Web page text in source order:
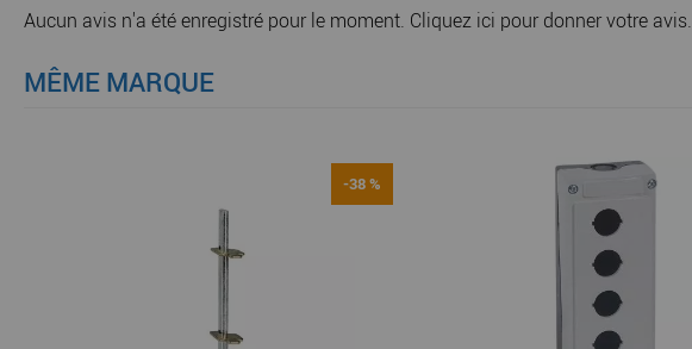
Aucun avis n'a été enregistré pour le moment. Cliquez ici pour donner votre avis.
MÊME MARQUE
-38 %